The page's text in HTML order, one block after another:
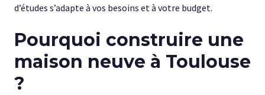
d’études s’adapte à vos besoins et à votre budget.
Pourquoi construire une
maison neuve à Toulouse
?